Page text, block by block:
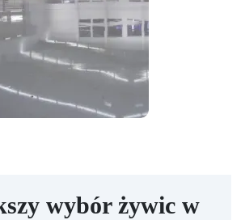
wybór żywic w